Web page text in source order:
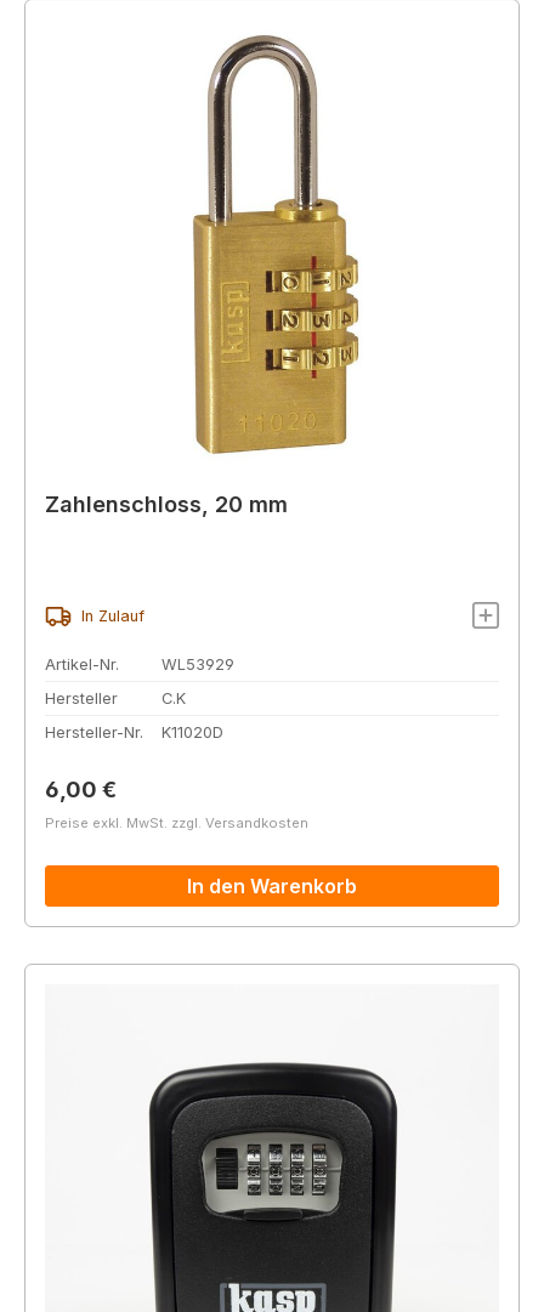
Zahlenschloss, 20 mm
In Zulauf
Artikel-Nr.
WL53929
Hersteller
C.K
Hersteller-Nr.
K11020D
Regulärer Preis:
6,00 €
Preise exkl. MwSt. zzgl. Versandkosten
In den Warenkorb